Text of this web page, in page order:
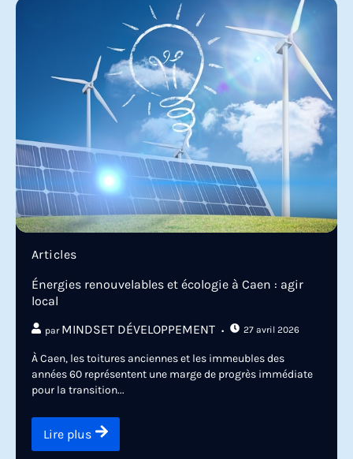
Articles
Énergies renouvelables et écologie à Caen : agir
local
par MINDSET DÉVELOPPEMENT 27 avril 2026
À Caen, les toitures anciennes et les immeubles des
années 60 représentent une marge de progrès immédiate
pour la transition...
Lire plus